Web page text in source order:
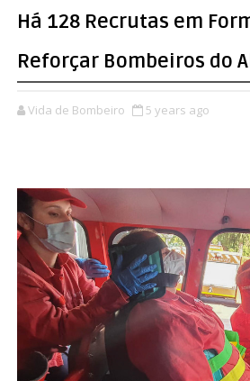
Há 128 Recrutas em
Reforçar Bombeiros do
Vida de Bombeiro 5 years ago